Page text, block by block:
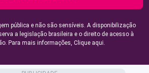
pública e não são sensíveis. A disponibilização
a legislação brasileira e o direito de acesso à
Para mais informações, Clique aqui.